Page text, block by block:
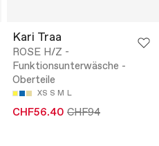
Kari Traa
ROSE H/Z -
Funktionsunterwäsche -
Oberteile
XS S M L
CHF56.40 CHF94